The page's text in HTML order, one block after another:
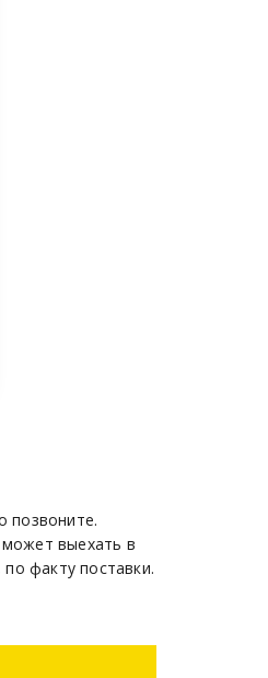
позвоните.
может выехать в
факту поставки.